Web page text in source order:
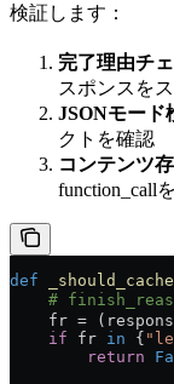
検証します：
完了理由チ
スポンスを
JSONモード
クトを確認
コンテンツ
function_call
def
#
fr =
    if
fr in {
        return